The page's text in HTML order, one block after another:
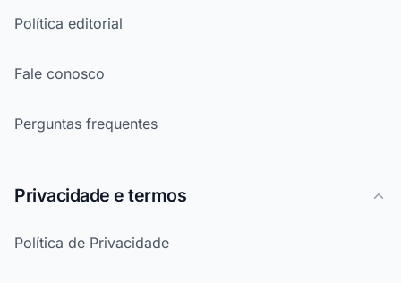
Política editorial
Fale conosco
Perguntas frequentes
Privacidade e termos
Política de Privacidade